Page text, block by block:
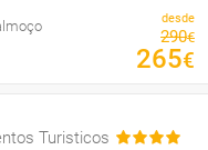
desde
290€
265€
Turisticos